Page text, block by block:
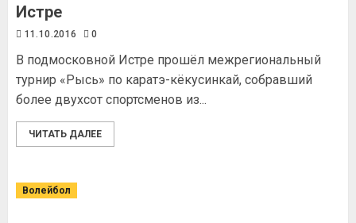
Истре
11.10.2016 0
В подмосковной Истре прошёл межрегиональный
турнир «Рысь» по каратэ-кёкусинкай, собравший
более двухсот спортсменов из...
ЧИТАТЬ ДАЛЕЕ
Волейбол